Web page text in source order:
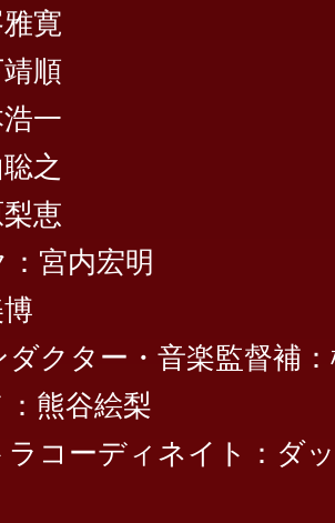
寛
順
一
之
恵
宮内宏明
ダクター・音楽監督補
熊谷絵梨
コーディネイト：ダ